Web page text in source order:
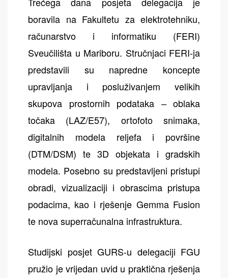
boravila na Fakultetu za elektrotehniku,
računarstvo i informatiku (FERI)
Sveučilišta u Mariboru. Stručnjaci FERI-ja
predstavili su napredne koncepte
upravljanja i posluživanjem velikih
skupova prostornih podataka – oblaka
točaka (LAZ/E57), ortofoto snimaka,
digitalnih modela reljefa i površine
(DTM/DSM) te 3D objekata i gradskih
modela. Posebno su predstavljeni pristupi
obradi, vizualizaciji i obrascima pristupa
podacima, kao i rješenje Gemma Fusion
te nova superračunalna infrastruktura.
Studijski posjet GURS-u delegaciji FGU
pružio je vrijedan uvid u praktična rješenja